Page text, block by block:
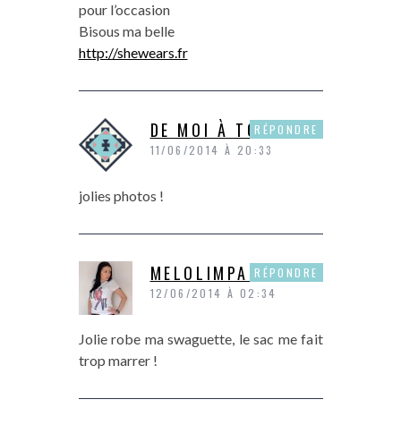
pour l’occasion
Bisous ma belle
http://shewears.fr
DE MOI À TOI
11/06/2014 À 20:33
jolies photos !
RÉPONDRE
MELOLIMPARFAITE
12/06/2014 À 02:34
Jolie robe ma swaguette, le sac me fait
trop marrer !
RÉPONDRE